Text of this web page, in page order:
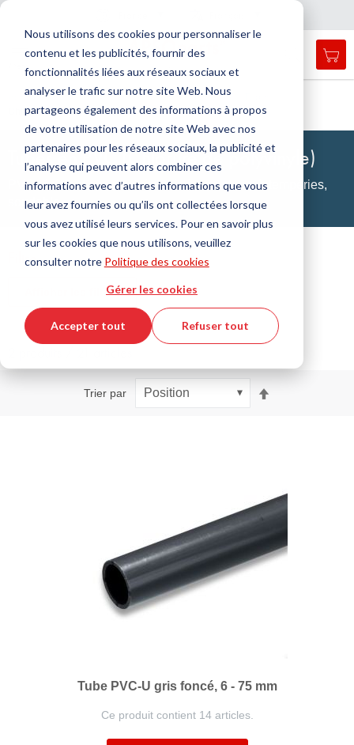
Nous utilisons des cookies pour personnaliser le
contenu et les publicités, fournir des
fonctionnalités liées aux réseaux sociaux et
analyser le trafic sur notre site Web. Nous
partageons également des informations à propos
de votre utilisation de notre site Web avec nos
partenaires pour les réseaux sociaux, la publicité et
l’analyse qui peuvent alors combiner ces
informations avec d’autres informations que vous
leur avez fournies ou qu’ils ont collectées lorsque
vous avez utilisé leurs services. Pour en savoir plus
sur les cookies que nous utilisons, veuillez
consulter notre Politique des cookies
Gérer les cookies
Accepter tout Refuser tout
navigation
Menu
search
Chercher
Accueil Technologie des matières plastiques
Chlorure de polyvinyle (PVC)
Tubes en PVC (Chlorure de polyvinyle)
PVC résistant aux produits chimiques et aux intempéries,
soudable
Filtre
Afficher les filtres
Trier par
Tube PVC-U gris foncé, 6 - 75 mm
Ce produit contient 14 articles.